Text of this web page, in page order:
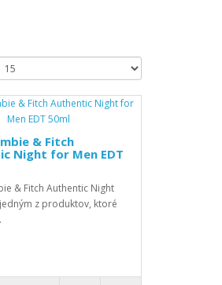
& Fitch
Night for Men EDT
& Fitch Authentic Night
z produktov, ktoré